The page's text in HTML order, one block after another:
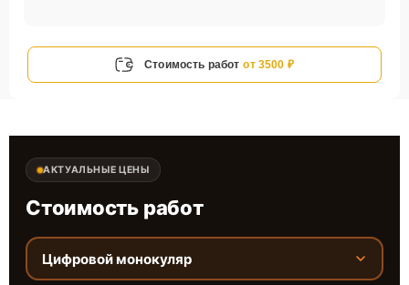
Стоимость работ от 3500 ₽
АКТУАЛЬНЫЕ ЦЕНЫ
Стоимость работ
Цифровой монокуляр